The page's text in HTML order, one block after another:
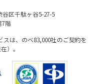
谷区千駄ヶ谷5-27-5
7階
は、のべ83,000社のご契約を
）。